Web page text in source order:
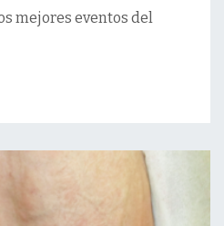
mejores eventos del